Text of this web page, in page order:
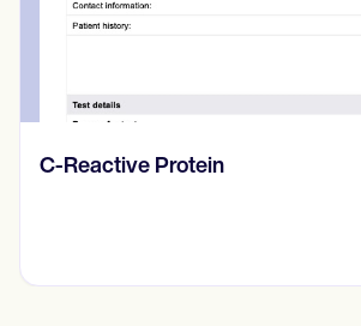
C-Reactive Protein